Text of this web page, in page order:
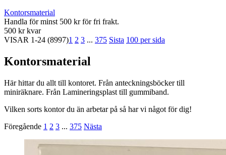
Kontorsmaterial
Handla för minst 500 kr för fri frakt.
500 kr kvar
VISAR 1-24 (8997)1 2 3 ... 375 Sista 100 per sida
Kontorsmaterial
Här hittar du allt till kontoret. Från anteckningsböcker till
miniräknare. Från Lamineringsplast till gummiband.
Vilken sorts kontor du än arbetar på så har vi något för dig!
Föregående 1 2 3 ... 375 Nästa